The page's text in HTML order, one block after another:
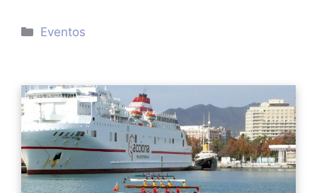
Categorías
Eventos